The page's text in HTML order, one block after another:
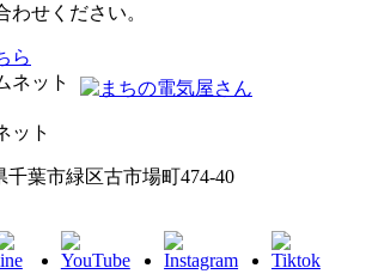
わせください。
ら
ット
葉市緑区古市場町474-40